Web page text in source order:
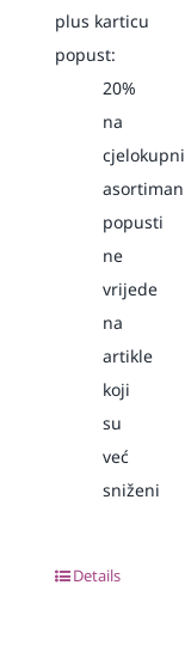
plus karticu
popust:
20%
na
cjelokupni
asortiman
popusti
ne
vrijede
na
artikle
koji
su
već
sniženi
Details